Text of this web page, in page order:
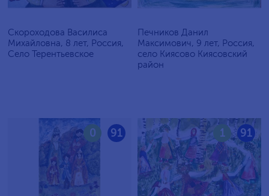
Скороходова Василиса
Михайловна, 8 лет, Россия,
Село Терентьевское
Печников Данил
Максимович, 9 лет, Россия,
село Киясово Киясовский
район
91
0 91
1